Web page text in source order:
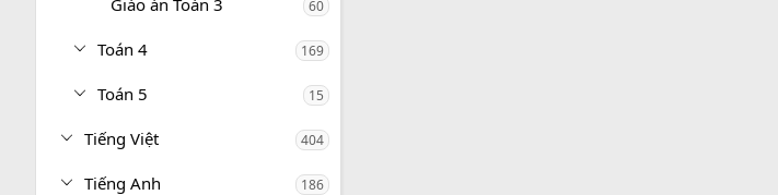
Giáo án Toán 3 60
Toán 4 169
Toán 5 15
Tiếng Việt 404
Tiếng Anh 186